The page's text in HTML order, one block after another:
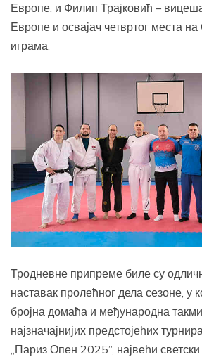
Европе, и Филип Трајковић –
Европе и освајач четвртог места
играма.
Тродневне припреме биле су
наставак пролећног дела сезоне, у
бројна домаћа и међународна
најзначајнијих предстојећих
„Париз Опен 2025”, највећи